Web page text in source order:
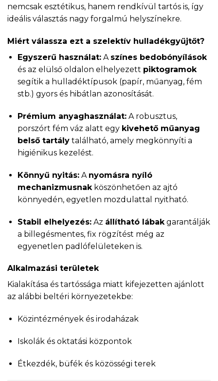
nemcsak esztétikus, hanem rendkívül tartós is, így
ideális választás nagy forgalmú helyszínekre.
Miért válassza ezt a szelektív hulladékgyűjtőt?
Egyszerű használat:A színes bedobónyílások
és az elülső oldalon elhelyezett piktogramok
segítik a hulladéktípusok (papír, műanyag, fém
stb.) gyors és hibátlan azonosítását.
Prémium anyaghasználat:A robusztus,
porszórt fém váz alatt egy kivehető műanyag
belső tartálytalálható, amely megkönnyíti a
higiénikus kezelést.
Könnyű nyitás:A nyomásra nyíló
mechanizmusnakköszönhetően az ajtó
könnyedén, egyetlen mozdulattal nyitható.
Stabil elhelyezés:Az állítható lábakgarantálják
a billegésmentes, fix rögzítést még az
egyenetlen padlófelületeken is.
Alkalmazási területek
Kialakítása és tartóssága miatt kifejezetten ajánlott
az alábbi beltéri környezetekbe:
Közintézmények és irodaházak
Iskolák és oktatási központok
Étkezdék, büfék és közösségi terek